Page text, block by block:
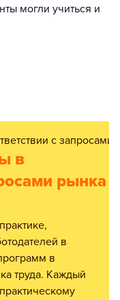
могли учиться и
с запросами
в
рынка
в
в
труда. Каждый